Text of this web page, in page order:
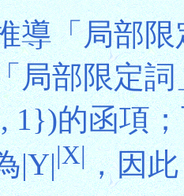
導「局部
局部限定
1})的函項
|Y||X|，因